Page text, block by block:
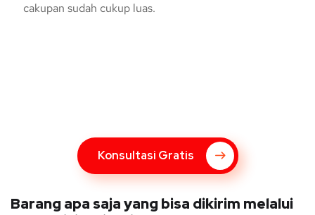
cakupan sudah cukup luas.
Konsultasi Gratis
Barang apa saja yang bisa dikirim melalui